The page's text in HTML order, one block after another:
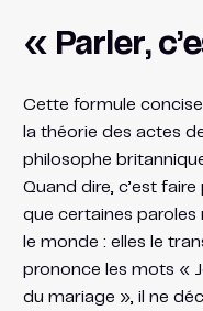
« Parler,
Cette formule
la théorie des actes
philosophe
Quand dire, c’est
que certaines
le monde : elles le
prononce les mots «
du mariage », il ne